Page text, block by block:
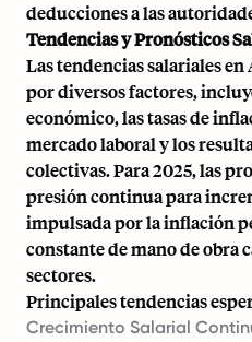
deducciones a las
Tendencias y Pronósticos
Las tendencias salariales
por diversos factores,
económico, las tasas de
mercado laboral y los
colectivas. Para 2025, las
presión continua para
impulsada por la inflación
constante de mano de obra
sectores.
Principales tendencias
Crecimiento Salarial